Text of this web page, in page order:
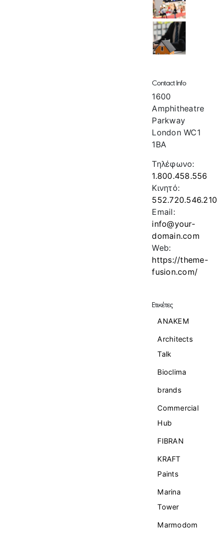
Contact Info
1600
Amphitheatre
Parkway
London WC1
1BA
Τηλέφωνο:
1.800.458.556
Κινητό:
552.720.546.210
Email:
info@your-
domain.com
Web:
https://theme-
fusion.com/
Ετικέτες
ANAKEM
Architects
Talk
Bioclima
brands
Commercial
Ηub
FIBRAN
KRAFT
Paints
Marina
Tower
Marmodom